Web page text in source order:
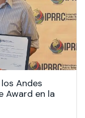
Andes
Award en la